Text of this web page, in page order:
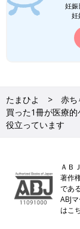
妊娠
妊
たまひよ 赤ち
買った1冊が医療
役立っています
ＡＢ
著作
であ
ABJ
は